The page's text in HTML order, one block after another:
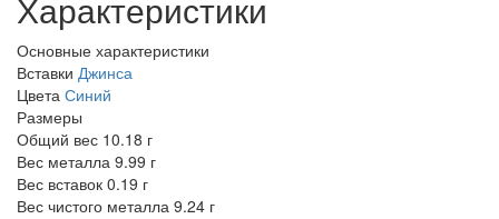
Характеристики
Основные характеристики
Вставки Джинса
Цвета Синий
Размеры
Общий вес 10.18 г
Вес металла 9.99 г
Вес вставок 0.19 г
Вес чистого металла 9.24 г